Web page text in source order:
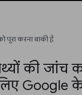
पूरा करना बाकी है
की जांच
Google